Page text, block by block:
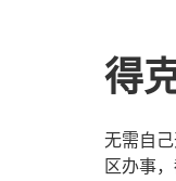
得
无需自
区办事